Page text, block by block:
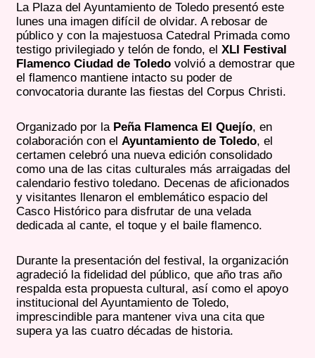
La Plaza del Ayuntamiento de Toledo presentó este
lunes una imagen difícil de olvidar. A rebosar de
público y con la majestuosa Catedral Primada como
testigo privilegiado y telón de fondo, elXLI Festival
Flamenco Ciudad de Toledo volvió a demostrar que
el flamenco mantiene intacto su poder de
convocatoria durante las fiestas del Corpus Christi.
Organizado por la Peña Flamenca El Quejío, en
colaboración con elAyuntamiento de Toledo, el
certamen celebró una nueva edición consolidado
como una de las citas culturales más arraigadas del
calendario festivo toledano. Decenas de aficionados
y visitantes llenaron el emblemático espacio del
Casco Histórico para disfrutar de una velada
dedicada al cante, el toque y el baile flamenco.
Durante la presentación del festival, la organización
agradeció la fidelidad del público, que año tras año
respalda esta propuesta cultural, así como el apoyo
institucional del Ayuntamiento de Toledo,
imprescindible para mantener viva una cita que
supera ya las cuatro décadas de historia.